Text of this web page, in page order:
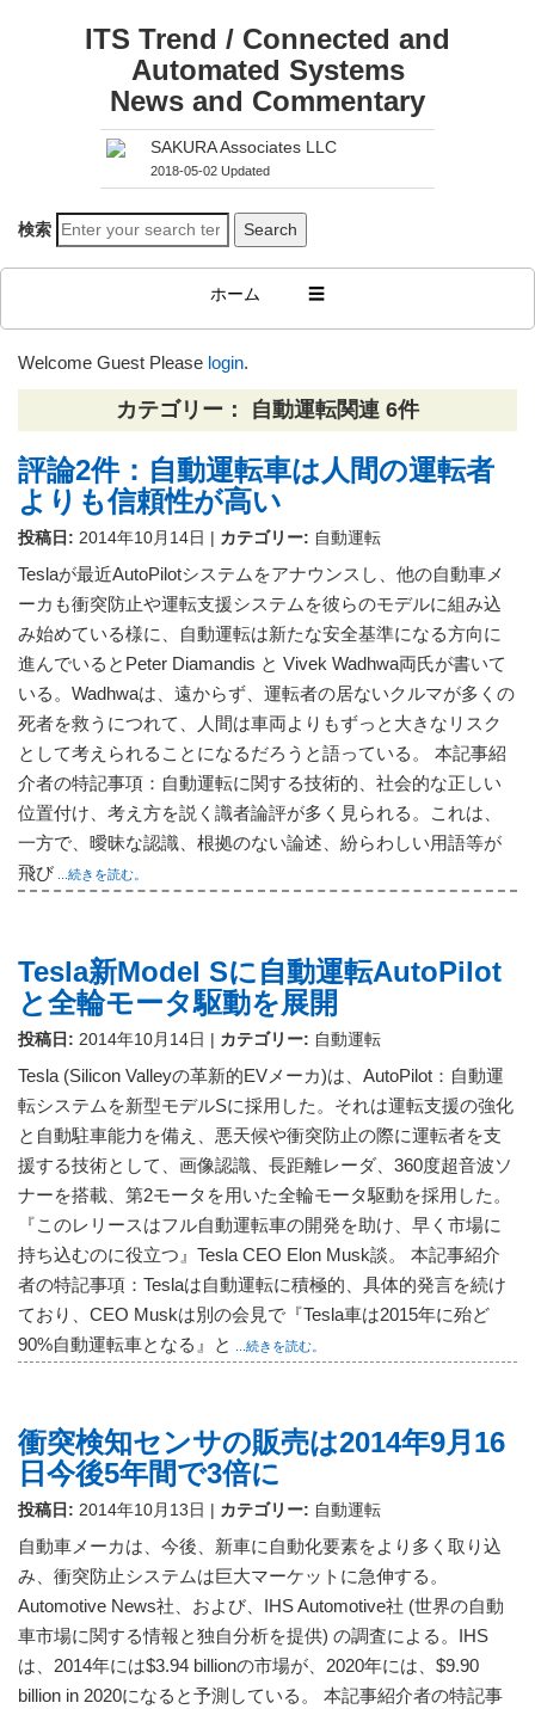
ITS Trend / Connected and
Automated Systems
News and Commentary
SAKURA Associates LLC
2018-05-02 Updated
検索
ホーム ☰
Welcome Guest Please login.
カテゴリー： 自動運転関連 6件
評論2件：自動運転車は人間の運転者
よりも信頼性が高い
投稿日: 2014年10月14日 | カテゴリー: 自動運転
Teslaが最近AutoPilotシステムをアナウンスし、他の自動車メ
ーカも衝突防止や運転支援システムを彼らのモデルに組み込
み始めている様に、自動運転は新たな安全基準になる方向に
進んでいるとPeter Diamandis と Vivek Wadhwa両氏が書いて
いる。Wadhwaは、遠からず、運転者の居ないクルマが多くの
死者を救うにつれて、人間は車両よりもずっと大きなリスク
として考えられることになるだろうと語っている。 本記事紹
介者の特記事項：自動運転に関する技術的、社会的な正しい
位置付け、考え方を説く識者論評が多く見られる。これは、
一方で、曖昧な認識、根拠のない論述、紛らわしい用語等が
飛び ...続きを読む。
Tesla新Model Sに自動運転AutoPilot
と全輪モータ駆動を展開
投稿日: 2014年10月14日 | カテゴリー: 自動運転
Tesla (Silicon Valleyの革新的EVメーカ)は、AutoPilot：自動運
転システムを新型モデルSに採用した。それは運転支援の強化
と自動駐車能力を備え、悪天候や衝突防止の際に運転者を支
援する技術として、画像認識、長距離レーダ、360度超音波ソ
ナーを搭載、第2モータを用いた全輪モータ駆動を採用した。
『このレリースはフル自動運転車の開発を助け、早く市場に
持ち込むのに役立つ』Tesla CEO Elon Musk談。 本記事紹介
者の特記事項：Teslaは自動運転に積極的、具体的発言を続け
ており、CEO Muskは別の会見で『Tesla車は2015年に殆ど
90%自動運転車となる』と
...続きを読む。
衝突検知センサの販売は2014年9月16
日今後5年間で3倍に
投稿日: 2014年10月13日 | カテゴリー: 自動運転
自動車メーカは、今後、新車に自動化要素をより多く取り込
み、衝突防止システムは巨大マーケットに急伸する。
Automotive News社、および、IHS Automotive社 (世界の自動
車市場に関する情報と独自分析を提供) の調査による。IHS
は、2014年には$3.94 billionの市場が、2020年には、$9.90
billion in 2020になると予測している。 本記事紹介者の特記事